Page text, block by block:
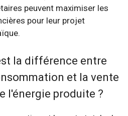
peuvent maximiser les
pour leur projet
la différence entre
et la vente
l'énergie produite ?